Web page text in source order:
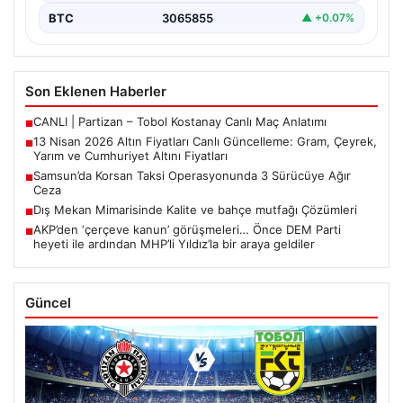
BTC 3065855 ▲ +0.07%
Son Eklenen Haberler
■CANLI | Partizan – Tobol Kostanay Canlı Maç Anlatımı
■13 Nisan 2026 Altın Fiyatları Canlı Güncelleme: Gram, Çeyrek,
Yarım ve Cumhuriyet Altını Fiyatları
■Samsun’da Korsan Taksi Operasyonunda 3 Sürücüye Ağır
Ceza
■Dış Mekan Mimarisinde Kalite ve bahçe mutfağı Çözümleri
■AKP’den ‘çerçeve kanun’ görüşmeleri… Önce DEM Parti
heyeti ile ardından MHP’li Yıldız’la bir araya geldiler
Güncel